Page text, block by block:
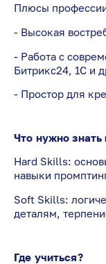
Плюсы
- Высокая
- Работа с
Битрикс24, 1С и
- Простор для
Что нужно знать
Hard Skills:
навыки
Soft Skills:
деталям,
Где учиться?